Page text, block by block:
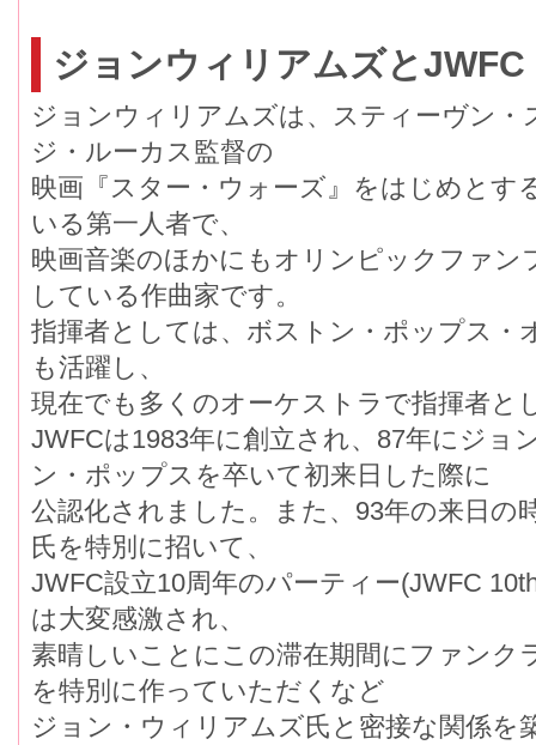
ジョンウィリアムズとJWFC
ジョンウィリアムズは、スティーヴン・
ジ・ルーカス監督の
映画『スター・ウォーズ』をはじめとす
いる第一人者で、
映画音楽のほかにもオリンピックファン
している作曲家です。
指揮者としては、ボストン・ポップス・
も活躍し、
現在でも多くのオーケストラで指揮者と
JWFCは1983年に創立され、87年にジョ
ン・ポップスを卒いて初来日した際に
公認化されました。また、93年の来日の
氏を特別に招いて、
JWFC設立10周年のパーティー(JWFC
は大変感激され、
素晴しいことにこの滞在期間にファンク
を特別に作っていただくなど
ジョン・ウィリアムズ氏と密接な関係を